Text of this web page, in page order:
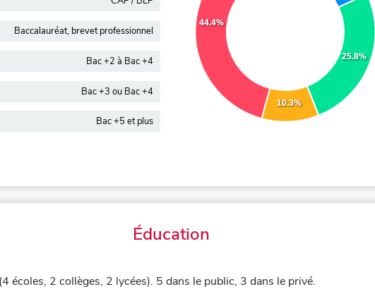
Baccalauréat, brevet professionnel
Bac +2 à Bac +4
Bac +3 ou Bac +4
Bac +5 et plus
25.8%
10.3%
44.4%
Éducation
écoles, 2 collèges, 2 lycées). 5 dans le public, 3 dans le privé.